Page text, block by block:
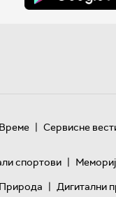
Време | Сервисне
спортови |
Природа | Дигитални